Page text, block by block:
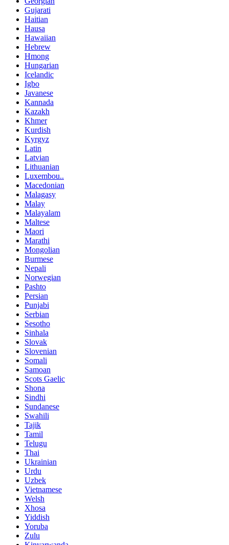
Gujarati
Haitian
Hausa
Hawaiian
Hebrew
Hmong
Hungarian
Icelandic
Igbo
Javanese
Kannada
Kazakh
Khmer
Kurdish
Kyrgyz
Latin
Latvian
Lithuanian
Luxembou..
Macedonian
Malagasy
Malay
Malayalam
Maltese
Maori
Marathi
Mongolian
Burmese
Nepali
Norwegian
Pashto
Persian
Punjabi
Serbian
Sesotho
Sinhala
Slovak
Slovenian
Somali
Samoan
Scots Gaelic
Shona
Sindhi
Sundanese
Swahili
Tajik
Tamil
Telugu
Thai
Ukrainian
Urdu
Uzbek
Vietnamese
Welsh
Xhosa
Yiddish
Yoruba
Zulu